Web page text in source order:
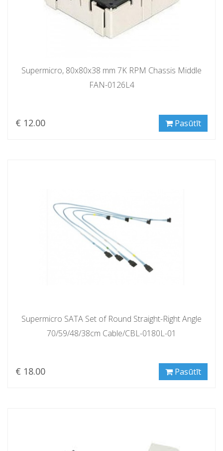
Supermicro, 80x80x38 mm 7K RPM Chassis Middle
FAN-0126L4
€ 12.00 Pasūtīt
Supermicro SATA Set of Round Straight-Right Angle
70/59/48/38cm Cable/CBL-0180L-01
€ 18.00 Pasūtīt